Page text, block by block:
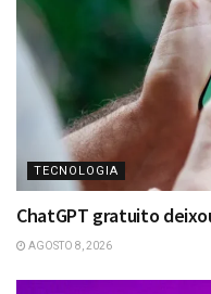
TECNOLOGIA
ChatGPT gratuito
AGOSTO 8, 2026